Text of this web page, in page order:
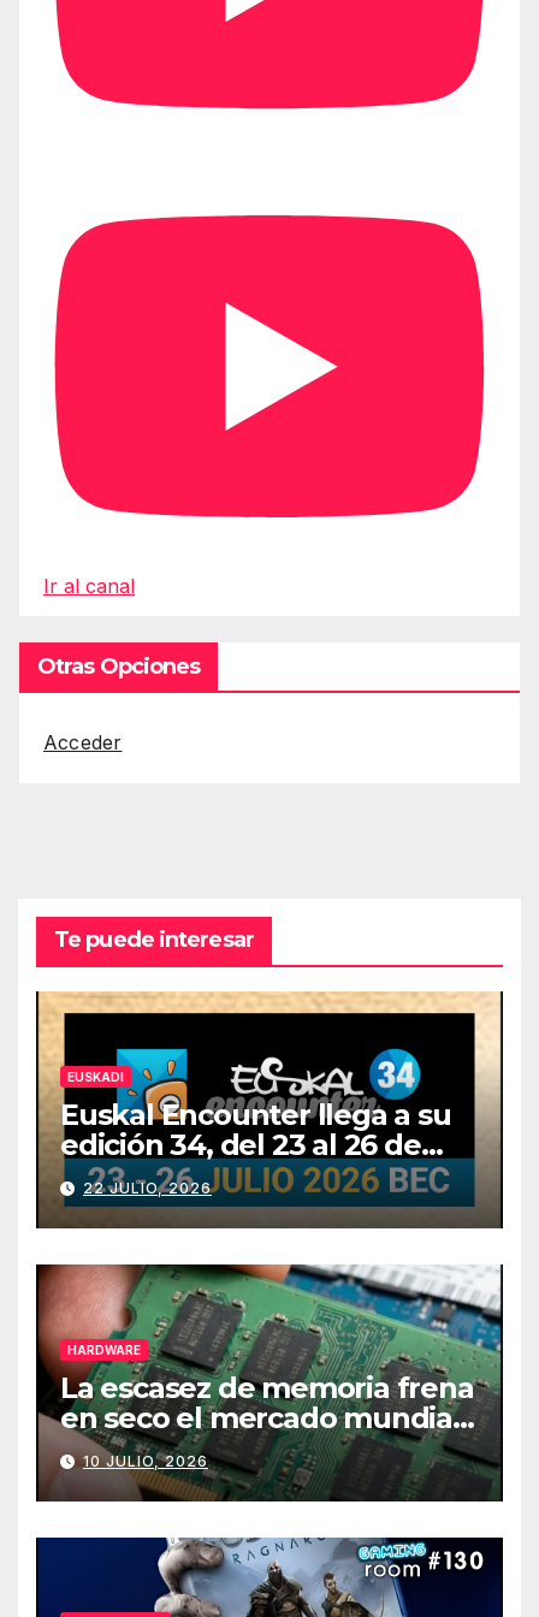
Ir al canal
Otras Opciones
Acceder
Te puede interesar
EUSKADI
Euskal Encounter llega a su
edición 34, del 23 al 26 de
julio
22 JULIO, 2026
HARDWARE
La escasez de memoria frena
en seco el mercado mundial
de PCs
10 JULIO, 2026